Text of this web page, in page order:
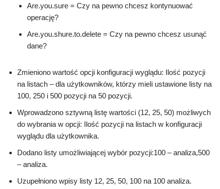
Are.you.sure = Czy na pewno chcesz kontynuować
operację?
Are.you.shure.to.delete = Czy na pewno chcesz usunąć
dane?
Zmieniono wartość opcji konfiguracji wyglądu: Ilość pozycji
na listach – dla użytkowników, którzy mieli ustawione listy na
100, 250 i 500 pozycji na 50 pozycji.
Wprowadzono sztywną listę wartości (12, 25, 50) możliwych
do wybrania w opcji: Ilość pozycji na listach w konfiguracji
wyglądu dla użytkownika.
Dodano listy umożliwiającej wybór pozycji:100 – analiza,500
– analiza.
Uzupełniono wpisy listy 12, 25, 50, 100 na 100 analiza.